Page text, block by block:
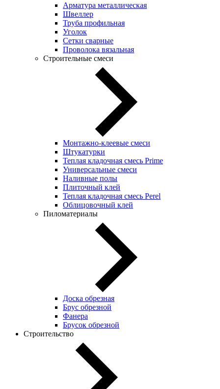
Арматура металлическая
Швеллер
Труба профильная
Уголок
Сетки сварные
Проволока вязальная
Строительные смеси
Монтажно-клеевые смеси
Штукатурки
Теплая кладочная смесь Prime
Универсальные смеси
Наливные полы
Плиточный клей
Теплая кладочная смесь Perel
Облицовочный клей
Пиломатериалы
Доска обрезная
Брус обрезной
Фанера
Брусок обрезной
Строительство